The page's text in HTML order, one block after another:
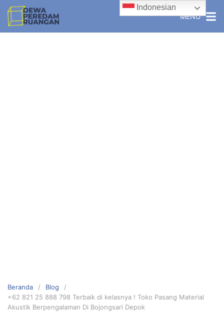
MENU
Beranda
Blog
+62 821 25 888 798 Terbaik di kelasnya ! Toko Pasang Material
Akustik Berpengalaman Di Bojongsari Depok
Indonesian